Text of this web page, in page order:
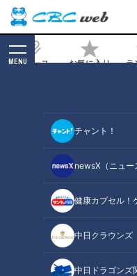
ニュース お気に入り ラ
MENU
チャント！
newsX（ニュー
健康カプセル！
中日クラウンズ
中日ドラゴンズ
目アナウンサーの